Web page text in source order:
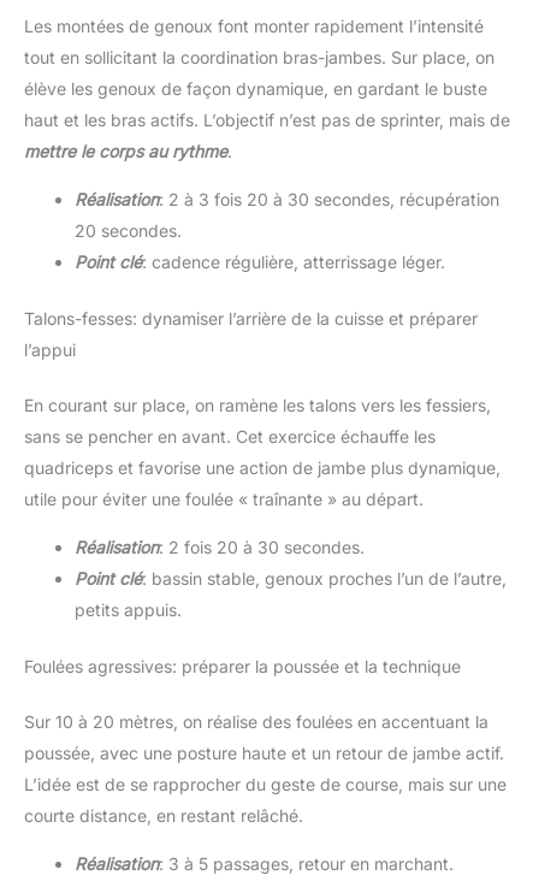
Les montées de genoux font monter rapidement l’intensité
tout en sollicitant la coordination bras-jambes. Sur place, on
élève les genoux de façon dynamique, en gardant le buste
haut et les bras actifs. L’objectif n’est pas de sprinter, mais de
mettre le corps au rythme.
Réalisation: 2 à 3 fois 20 à 30 secondes, récupération
20 secondes.
Point clé: cadence régulière, atterrissage léger.
Talons-fesses: dynamiser l’arrière de la cuisse et préparer
l’appui
En courant sur place, on ramène les talons vers les fessiers,
sans se pencher en avant. Cet exercice échauffe les
quadriceps et favorise une action de jambe plus dynamique,
utile pour éviter une foulée « traînante » au départ.
Réalisation: 2 fois 20 à 30 secondes.
Point clé: bassin stable, genoux proches l’un de l’autre,
petits appuis.
Foulées agressives: préparer la poussée et la technique
Sur 10 à 20 mètres, on réalise des foulées en accentuant la
poussée, avec une posture haute et un retour de jambe actif.
L’idée est de se rapprocher du geste de course, mais sur une
courte distance, en restant relâché.
Réalisation: 3 à 5 passages, retour en marchant.